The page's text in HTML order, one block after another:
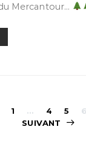
Mercantour…
1 … 4 5 6
SUIVANT